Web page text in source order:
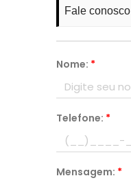
Fale
Nome: *
Telefone: *
Mensagem: *